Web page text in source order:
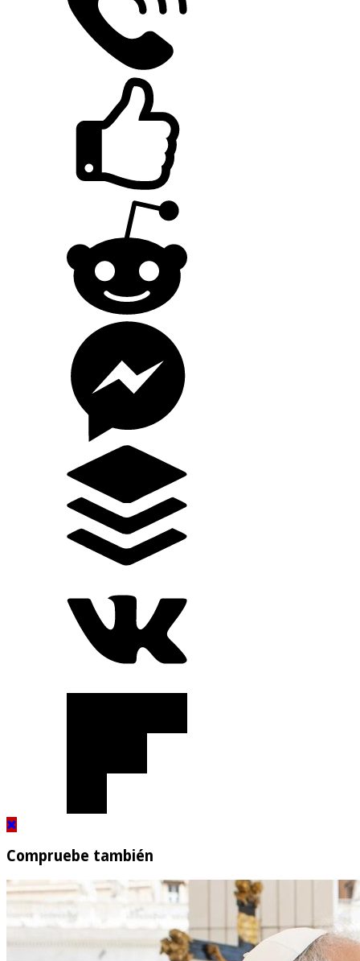
Compruebe también